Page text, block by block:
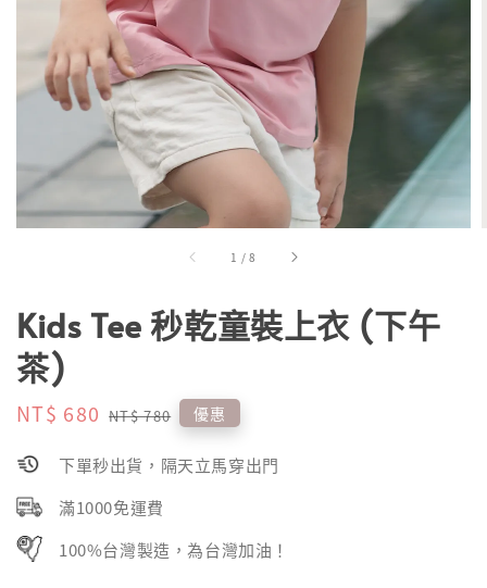
1 /8
Kids Tee 秒乾童裝上衣 (下午
茶)
Sale
NT$ 680 Regular
NT$ 780 優惠
下單秒出貨，隔天立馬穿出門
滿1000免運費
100%台灣製造，為台灣加油！